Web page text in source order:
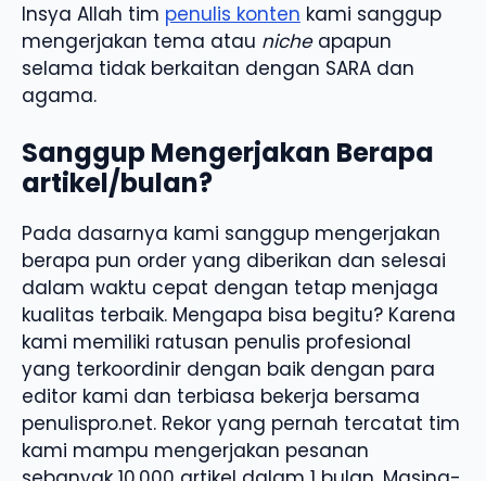
Insya Allah tim penulis konten kami sanggup
mengerjakan tema atau nicheapapun
selama tidak berkaitan dengan SARA dan
agama.
Sanggup Mengerjakan Berapa
artikel/bulan?
Pada dasarnya kami sanggup mengerjakan
berapa pun order yang diberikan dan selesai
dalam waktu cepat dengan tetap menjaga
kualitas terbaik. Mengapa bisa begitu? Karena
kami memiliki ratusan penulis profesional
yang terkoordinir dengan baik dengan para
editor kami dan terbiasa bekerja bersama
penulispro.net. Rekor yang pernah tercatat tim
kami mampu mengerjakan pesanan